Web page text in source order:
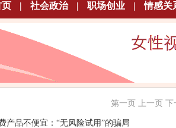
页 | 社会政治 | 职场创业 | 情感关
第一页 上一页 下
产品不便宜：“无风险试用”的骗局